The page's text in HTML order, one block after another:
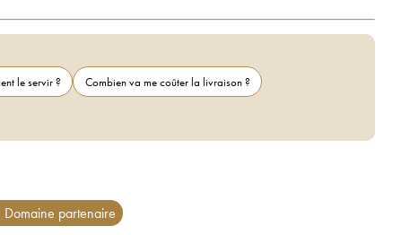
le servir ?
Combien va me coûter la livraison ?
partenaire